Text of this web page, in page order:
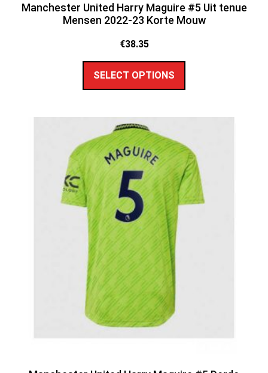
Manchester United Harry Maguire #5 Uit tenue
Mensen 2022-23 Korte Mouw
€38.35
SELECT OPTIONS